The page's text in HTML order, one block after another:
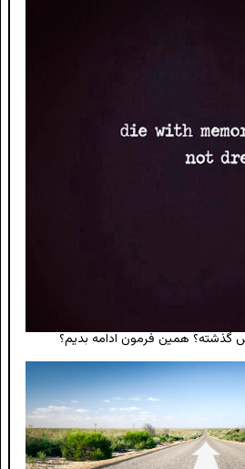
گذشته؟ همین فرمون ادامه بدیم؟